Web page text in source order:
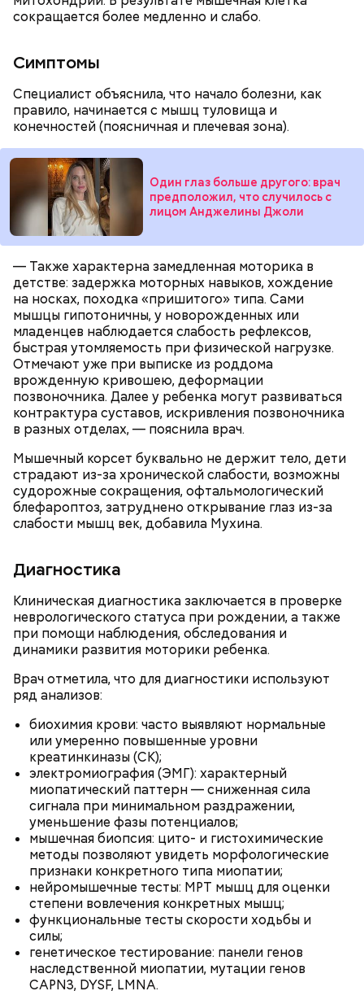
сокращается более медленно и слабо.
Симптомы
Специалист объяснила, что начало болезни, как
правило, начинается с мышц туловища и
конечностей (поясничная и плечевая зона).
Один глаз больше другого: врач
предположил, что случилось с
лицом Анджелины Джоли
— Также характерна замедленная моторика в
детстве: задержка моторных навыков, хождение
на носках, походка «пришитого» типа. Сами
мышцы гипотоничны, у новорожденных или
младенцев наблюдается слабость рефлексов,
быстрая утомляемость при физической нагрузке.
Отмечают уже при выписке из роддома
врожденную кривошею, деформации
позвоночника. Далее у ребенка могут развиваться
контрактура суставов, искривления позвоночника
в разных отделах, — пояснила врач.
Мышечный корсет буквально не держит тело, дети
страдают из-за хронической слабости, возможны
судорожные сокращения, офтальмологический
блефароптоз, затруднено открывание глаз из-за
слабости мышц век, добавила Мухина.
Диагностика
Клиническая диагностика заключается в проверке
неврологического статуса при рождении, а также
при помощи наблюдения, обследования и
динамики развития моторики ребенка.
Врач отметила, что для диагностики используют
ряд анализов:
биохимия крови: часто выявляют нормальные
или умеренно повышенные уровни
креатинкиназы (CK);
электромиография (ЭМГ): характерный
миопатический паттерн — сниженная сила
сигнала при минимальном раздражении,
уменьшение фазы потенциалов;
мышечная биопсия: цито- и гистохимические
методы позволяют увидеть морфологические
признаки конкретного типа миопатии;
нейромышечные тесты: МРТ мышц для оценки
степени вовлечения конкретных мышц;
функциональные тесты скорости ходьбы и
силы;
генетическое тестирование: панели генов
наследственной миопатии, мутации генов
CAPN3, DYSF, LMNA.
Уберут отеки и улучшат зрение:
диетолог Соломатина рассказала
о пользе кабачков
Кабачки, тушеные с курицей
Ингредиенты:
кабачок;
лук;
растительное масло;
соль, перец по вкусу;
свежий базилик;
сливки жирностью 20 процентов.
Как приготовить домашний
майонез: три простых рецепта
Эндокринолог Куликова
объяснила, в чем заключается
польза сезонных овощей и
фруктов
Как выбрать дыню
Фото: Shutterstock
При выборе дыни эксперт посоветовала
ориентироваться на запах:
— Она должна приятно пахнуть. Если дыня не
пахнет, значит, ее созревание ускорили или
сорвали недозревшей. Она может быть мягкой, но
будет безвкусной.